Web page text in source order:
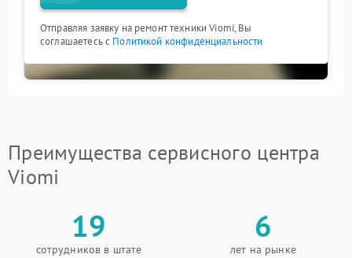
Отправляя заявку на ремонт техники Viomi, Вы
соглашаетесь с Политикой конфиденциальности
Преимущества сервисного центра
Viomi
19
сотрудников в штате
6
лет на рынке